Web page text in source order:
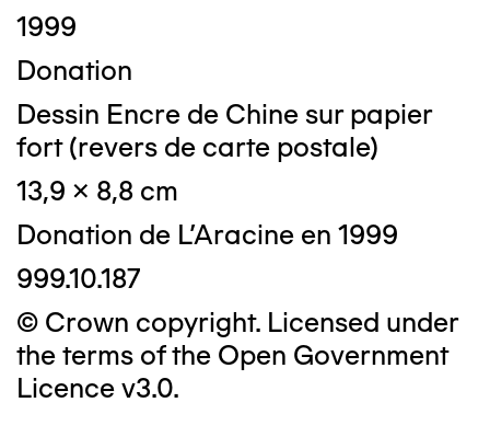
1999
Donation
Dessin Encre de Chine sur papier
fort (revers de carte postale)
13,9 x 8,8 cm
Donation de L'Aracine en 1999
999.10.187
© Crown copyright. Licensed under
the terms of the Open Government
Licence v3.0.